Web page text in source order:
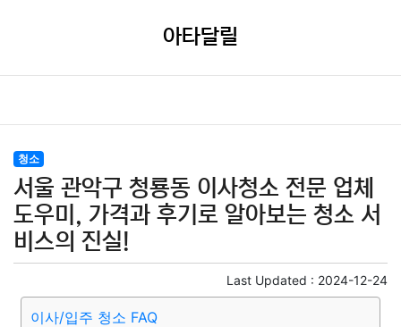
아타달릴
청소
서울 관악구 청룡동 이사청소 전문 업체
도우미, 가격과 후기로 알아보는 청소 서
비스의 진실!
Last Updated : 2024-12-24
이사/입주 청소 FAQ